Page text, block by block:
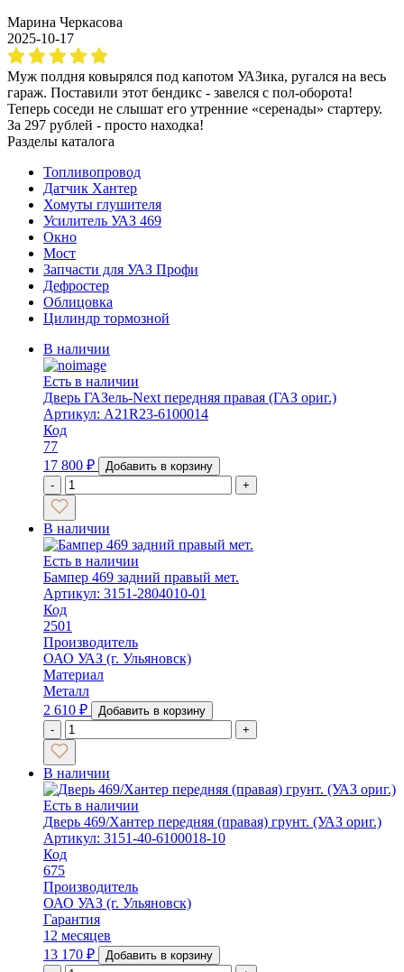
Марина Черкасова
2025-10-17
Муж полдня ковырялся под капотом УАЗика, ругался на весь
гараж. Поставили этот бендикс - завелся с пол-оборота!
Теперь соседи не слышат его утренние «серенады» стартеру.
За 297 рублей - просто находка!
Разделы каталога
Топливопровод
Датчик Хантер
Хомуты глушителя
Усилитель УАЗ 469
Окно
Мост
Запчасти для УАЗ Профи
Дефростер
Облицовка
Цилиндр тормозной
В наличии
Есть в наличии
Дверь ГАЗель-Next передняя правая (ГАЗ ориг.)
Артикул: А21R23-6100014
Код
77
17 800 ₽
Добавить в корзину
-
+
В наличии
Есть в наличии
Бампер 469 задний правый мет.
Артикул: 3151-2804010-01
Код
2501
Производитель
ОАО УАЗ (г. Ульяновск)
Материал
Металл
2 610 ₽
Добавить в корзину
-
+
В наличии
Есть в наличии
Дверь 469/Хантер передняя (правая) грунт. (УАЗ ориг.)
Артикул: 3151-40-6100018-10
Код
675
Производитель
ОАО УАЗ (г. Ульяновск)
Гарантия
12 месяцев
13 170 ₽
Добавить в корзину